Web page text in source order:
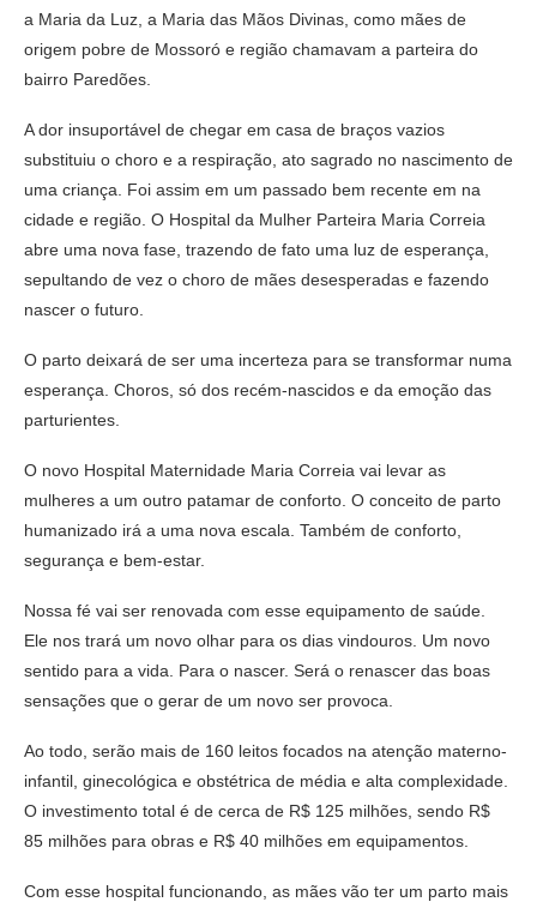
a Maria da Luz, a Maria das Mãos Divinas, como mães de
origem pobre de Mossoró e região chamavam a parteira do
bairro Paredões.
A dor insuportável de chegar em casa de braços vazios
substituiu o choro e a respiração, ato sagrado no nascimento de
uma criança. Foi assim em um passado bem recente em na
cidade e região. O Hospital da Mulher Parteira Maria Correia
abre uma nova fase, trazendo de fato uma luz de esperança,
sepultando de vez o choro de mães desesperadas e fazendo
nascer o futuro.
O parto deixará de ser uma incerteza para se transformar numa
esperança. Choros, só dos recém-nascidos e da emoção das
parturientes.
O novo Hospital Maternidade Maria Correia vai levar as
mulheres a um outro patamar de conforto. O conceito de parto
humanizado irá a uma nova escala. Também de conforto,
segurança e bem-estar.
Nossa fé vai ser renovada com esse equipamento de saúde.
Ele nos trará um novo olhar para os dias vindouros. Um novo
sentido para a vida. Para o nascer. Será o renascer das boas
sensações que o gerar de um novo ser provoca.
Ao todo, serão mais de 160 leitos focados na atenção materno-
infantil, ginecológica e obstétrica de média e alta complexidade.
O investimento total é de cerca de R$ 125 milhões, sendo R$
85 milhões para obras e R$ 40 milhões em equipamentos.
Com esse hospital funcionando, as mães vão ter um parto mais